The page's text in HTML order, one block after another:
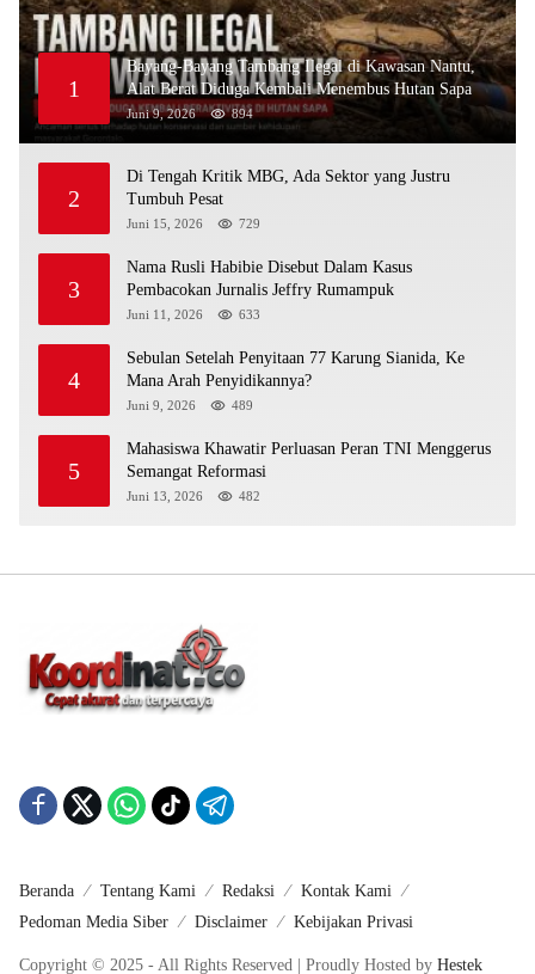
1
Bayang-Bayang Tambang Ilegal di Kawasan Nantu,
Alat Berat Diduga Kembali Menembus Hutan Sapa
Juni 9, 2026 894
2
Di Tengah Kritik MBG, Ada Sektor yang Justru
Tumbuh Pesat
Juni 15, 2026 729
3
Nama Rusli Habibie Disebut Dalam Kasus
Pembacokan Jurnalis Jeffry Rumampuk
Juni 11, 2026 633
4
Sebulan Setelah Penyitaan 77 Karung Sianida, Ke
Mana Arah Penyidikannya?
Juni 9, 2026 489
5
Mahasiswa Khawatir Perluasan Peran TNI Menggerus
Semangat Reformasi
Juni 13, 2026 482
Beranda Tentang Kami Redaksi
Kontak Kami
Pedoman Media Siber
Disclaimer Kebijakan Privasi
Copyright © 2025 - All Rights Reserved | Proudly Hosted by Hestek